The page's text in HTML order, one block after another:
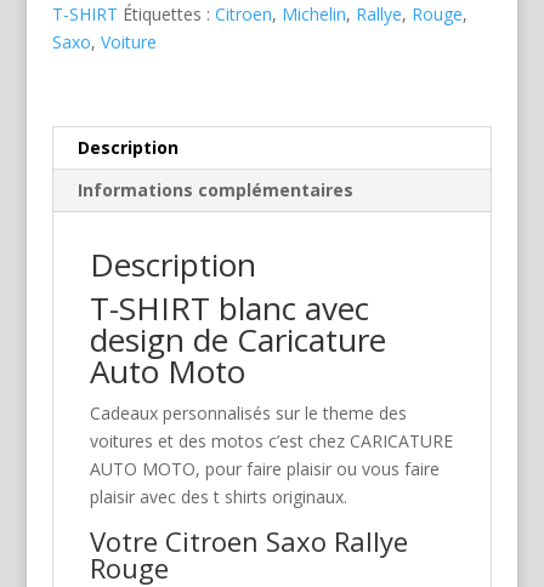
T-SHIRT Étiquettes : Citroen, Michelin, Rallye, Rouge,
Saxo, Voiture
Description
Informations complémentaires
Description
T-SHIRT blanc avec
design de Caricature
Auto Moto
Cadeaux personnalisés sur le theme des
voitures et des motos c’est chez CARICATURE
AUTO MOTO, pour faire plaisir ou vous faire
plaisir avec des t shirts originaux.
Votre Citroen Saxo Rallye
Rouge